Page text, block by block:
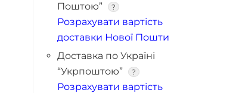
Поштою”
?
Розрахувати вартість
доставки Нової Пошти
Доставка по Україні
“Укрпоштою”
?
Розрахувати вартість